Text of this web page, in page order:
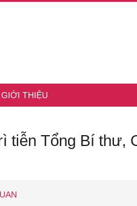
GIỚI THIỆU
tiễn Tổng Bí thư,